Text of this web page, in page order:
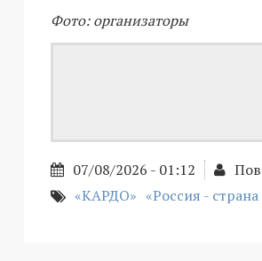
Фото: организаторы
07/08/2026 - 01:12
«КАРДО» «Россия -